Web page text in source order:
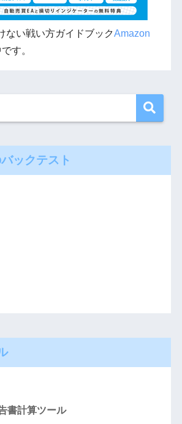
ない戦い方ガイドブックAmazon
す。
ックテスト
書計算ツール